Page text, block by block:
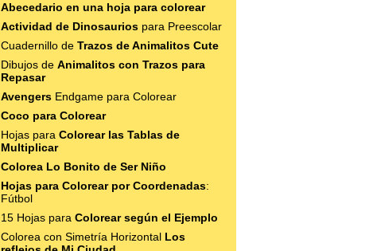
Abecedario en una hoja para colorear
Actividad de Dinosaurios para Preescolar
Cuadernillo de Trazos de Animalitos Cute
Dibujos de Animalitos con Trazos para
Repasar
Avengers Endgame para Colorear
Coco para Colorear
Hojas para Colorear las Tablas de
Multiplicar
Colorea Lo Bonito de Ser Niño
Hojas para Colorear por Coordenadas:
Fútbol
15 Hojas para Colorear según el Ejemplo
Colorea con Simetría Horizontal Los